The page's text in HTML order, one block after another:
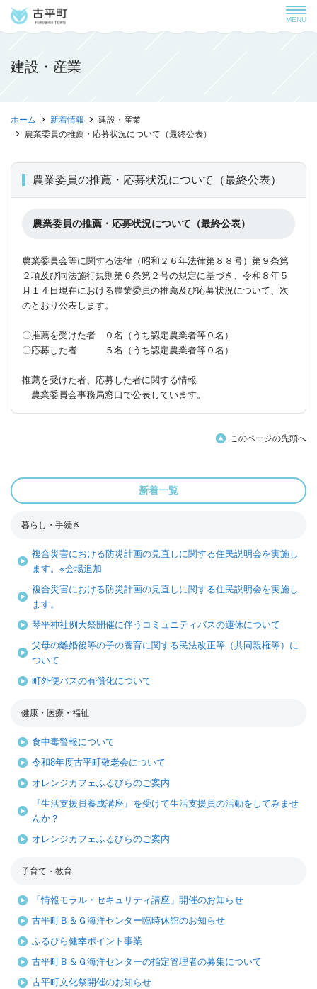
MENU
建設・産業
ホーム 新着情報
建設・産業
農業委員の推薦・応募状況について（最終公表）
農業委員の推薦・応募状況について（最終公表）
農業委員の推薦・応募状況について（最終公表）
農業委員会等に関する法律（昭和２６年法律第８８号）第９条第
２項及び同法施行規則第６条第２号の規定に基づき、令和８年５
月１４日現在における農業委員の推薦及び応募状況について、次
のとおり公表します。
〇推薦を受けた者 ０名（うち認定農業者等０名）
〇応募した者 ５名（うち認定農業者等０名）
推薦を受けた者、応募した者に関する情報
農業委員会事務局窓口で公表しています。
このページの先頭へ
新着一覧
暮らし・手続き
複合災害における防災計画の見直しに関する住民説明会を実施し
ます。※会場追加
複合災害における防災計画の見直しに関する住民説明会を実施し
ます。
琴平神社例大祭開催に伴うコミュニティバスの運休について
父母の離婚後等の子の養育に関する民法改正等（共同親権等）に
ついて
町外便バスの有償化について
健康・医療・福祉
食中毒警報について
令和8年度古平町敬老会について
オレンジカフェふるびらのご案内
『生活支援員養成講座』を受けて生活支援員の活動をしてみませ
んか？
オレンジカフェふるびらのご案内
子育て・教育
「情報モラル・セキュリティ講座」開催のお知らせ
古平町Ｂ＆Ｇ海洋センター臨時休館のお知らせ
ふるびら健幸ポイント事業
古平町Ｂ＆Ｇ海洋センターの指定管理者の募集について
古平町文化祭開催のお知らせ